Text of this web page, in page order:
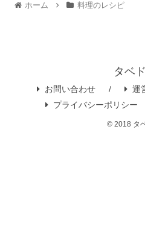
ホーム 料理のレシピ
タベ
お問い合わせ
運
プライバシーポリシー
© 2018 タ